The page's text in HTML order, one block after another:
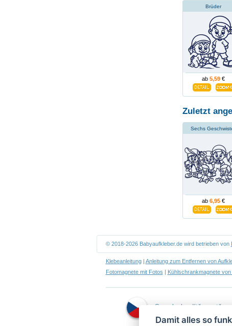
Brüder
ab 5,59€
Zuletzt
Sechs
ab 6,95€
© 2018-2026 Babyaufkleber.de wird betrieben von
Klebeanleitung| Anleitung zum Entfernen von
Fotomagnete mit Fotos | Kühlschrankmagnete
Samolepky dítě v autě
Damit alles so